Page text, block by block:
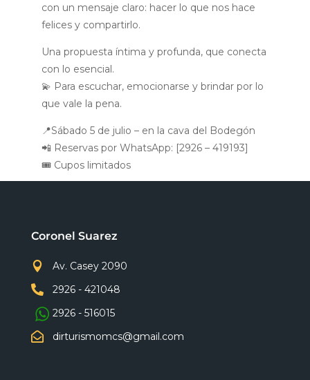
con un mensaje claro: hacer lo que nos hace
felices y compartirlo.
Una propuesta íntima y profunda, que conecta
con lo esencial.
💫 Para escuchar, emocionarse y brindar por lo
que vale la pena.
📍Sábado 5 de julio – en la cava del Bodegón
📲 Reservas por WhatsApp: [2926 – 419193]
🎟️ Cupos limitados
Coronel Suarez

Av. Casey 2090

2926 - 421048
2926 - 516015

dirturismomcs@gmail.com